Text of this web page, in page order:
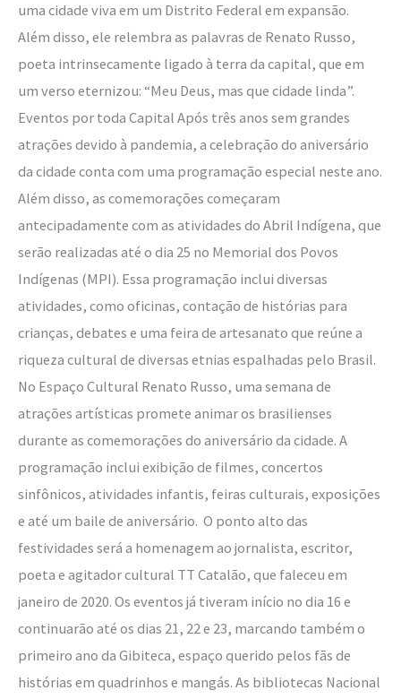
uma cidade viva em um Distrito Federal em expansão.
Além disso, ele relembra as palavras de Renato Russo,
poeta intrinsecamente ligado à terra da capital, que em
um verso eternizou: “Meu Deus, mas que cidade linda”.
Eventos por toda Capital Após três anos sem grandes
atrações devido à pandemia, a celebração do aniversário
da cidade conta com uma programação especial neste ano.
Além disso, as comemorações começaram
antecipadamente com as atividades do Abril Indígena, que
serão realizadas até o dia 25 no Memorial dos Povos
Indígenas (MPI). Essa programação inclui diversas
atividades, como oficinas, contação de histórias para
crianças, debates e uma feira de artesanato que reúne a
riqueza cultural de diversas etnias espalhadas pelo Brasil.
No Espaço Cultural Renato Russo, uma semana de
atrações artísticas promete animar os brasilienses
durante as comemorações do aniversário da cidade. A
programação inclui exibição de filmes, concertos
sinfônicos, atividades infantis, feiras culturais, exposições
e até um baile de aniversário. O ponto alto das
festividades será a homenagem ao jornalista, escritor,
poeta e agitador cultural TT Catalão, que faleceu em
janeiro de 2020. Os eventos já tiveram início no dia 16 e
continuarão até os dias 21, 22 e 23, marcando também o
primeiro ano da Gibiteca, espaço querido pelos fãs de
histórias em quadrinhos e mangás. As bibliotecas Nacional